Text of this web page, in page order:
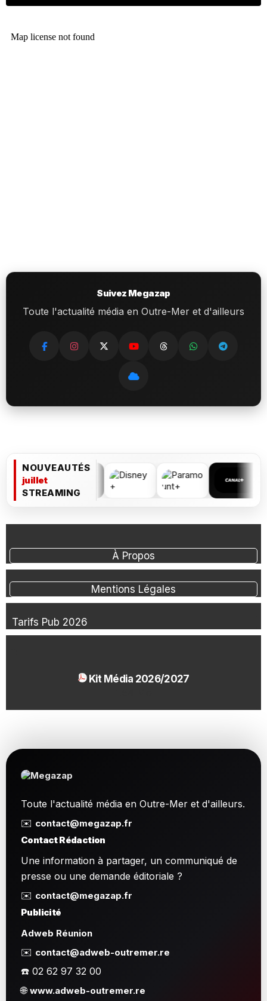
Suivez Megazap
Toute l'actualité média en Outre-Mer et d'ailleurs
NOUVEAUTÉS
juillet
STREAMING
À Propos
Mentions Légales
Tarifs Pub 2026
Kit Média 2026/2027
Toute l'actualité média en Outre-Mer et d'ailleurs.
✉️ contact@megazap.fr
Contact Rédaction
Une information à partager, un communiqué de
presse ou une demande éditoriale ?
✉️ contact@megazap.fr
Publicité
Adweb Réunion
✉️ contact@adweb-outremer.re
☎️ 02 62 97 32 00
🌐www.adweb-outremer.re